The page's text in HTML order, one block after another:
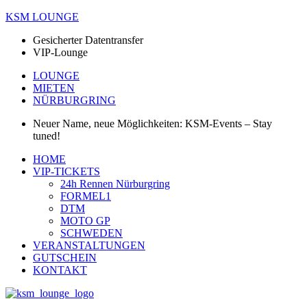
KSM LOUNGE
Gesicherter Datentransfer
VIP-Lounge
LOUNGE
MIETEN
NÜRBURGRING
Neuer Name, neue Möglichkeiten: KSM-Events – Stay
tuned!
Menü
HOME
VIP-TICKETS
24h Rennen Nürburgring
FORMEL1
DTM
MOTO GP
SCHWEDEN
VERANSTALTUNGEN
GUTSCHEIN
KONTAKT